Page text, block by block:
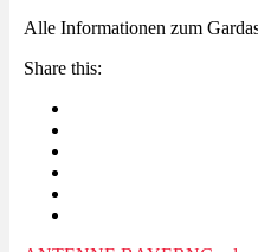
Alle Informationen zum
Share this: